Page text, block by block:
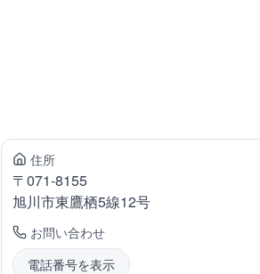
住所
〒071-8155
旭川市東鷹栖5線12号
お問い合わせ
電話番号を表示